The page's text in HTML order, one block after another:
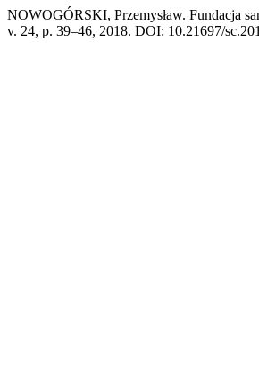
NOWOGÓRSKI, Przemysław. Fundacja
v. 24, p. 39–46, 2018. DOI: 10.21697/